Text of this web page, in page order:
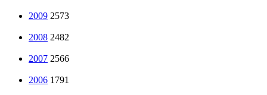
2009 2573
2008 2482
2007 2566
2006 1791